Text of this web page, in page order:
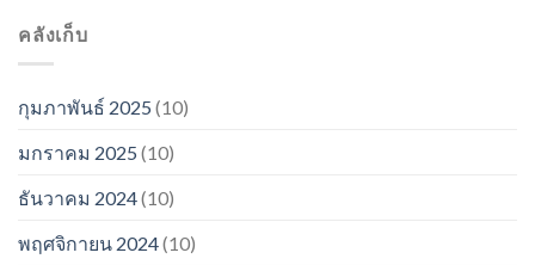
คลังเก็บ
กุมภาพันธ์ 2025 (10)
มกราคม 2025 (10)
ธันวาคม 2024(10)
พฤศจิกายน 2024(10)